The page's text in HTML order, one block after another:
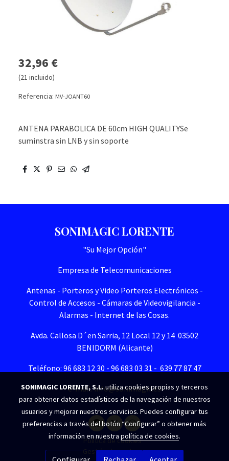
32,96 €
(21 incluido)
Referencia: MV-JOANT60
ANTENA PARABOLICA DE 60cm HIGH QUALITYSe
suminstra sin LNB y sin soporte
SONIMAGIC LORENTE
"Su Mejor Opción"
Empresa de Telecomunicaciones
Antenas - Porteros y Video Porteros Electrónicos -
Control de Accesos - Cámaras de Videovigilancia -
Alarmas - Internet de las Cosas.
Avda. Callosa D´en Sarria, 12 Local 12 y 14 03502
BENIDORM (Alicante)
Teléfono: 96 683 12 30 - 96 683 03 31 - 639 77 87 47
e-mail. info@sonimagic.es
Política de cookies
Gestión de cookies
SONIMAGIC LORENTE, S.L.utiliza cookies propias y terceros
para obtener datos estadísticos de la navegación de nuestros
usuarios y mejorar nuestros servicios. Puedes configurar tus
preferencias a través del botón “Configurar” o obtener más
información en nuestra política de cookies.